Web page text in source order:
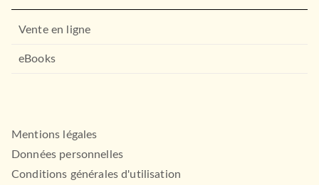
Vente en ligne
eBooks
Mentions légales
Données personnelles
Conditions générales d'utilisation